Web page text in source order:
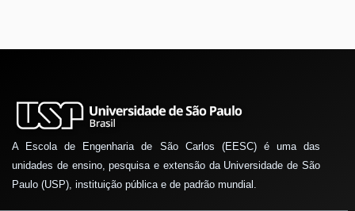
A Escola de Engenharia de São Carlos (EESC) é uma das
unidades de ensino, pesquisa e extensão da Universidade de São
Paulo (USP), instituição pública e de padrão mundial.